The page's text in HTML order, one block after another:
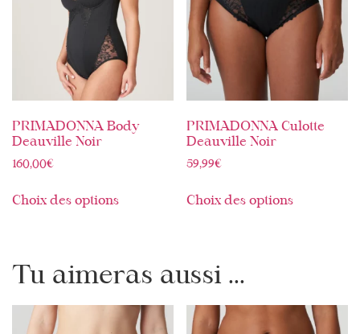
PRIMADONNA Body
Deauville Noir
160,00€
Choix des options
PRIMADONNA Culotte
Deauville Noir
59,99€
Choix des options
Tu aimeras aussi ...